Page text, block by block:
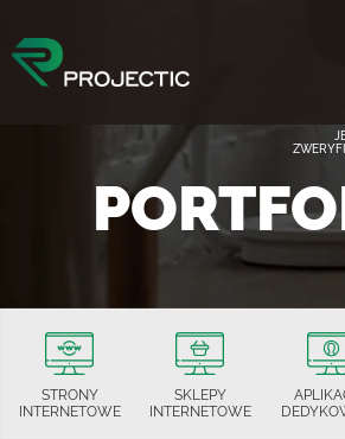
STRONY
INTERNETOWE
SKLEPY
INTERNETOWE